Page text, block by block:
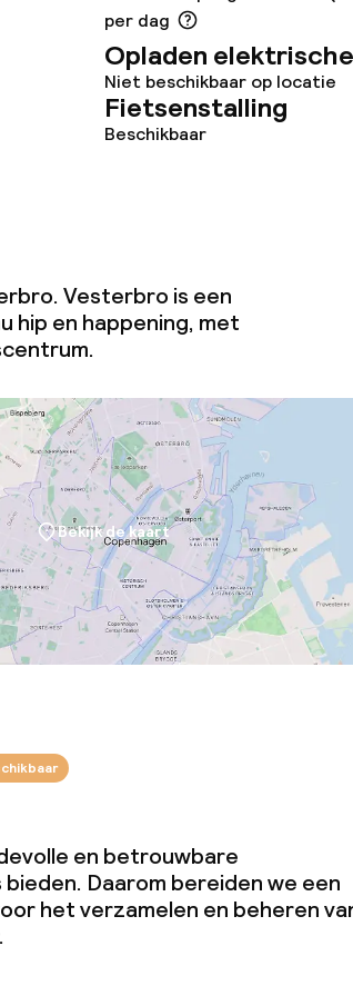
per dag
Opladen
Niet beschikbaar op locatie
Fietsenstalling
Beschikbaar
Vesterbro is een
hip en happening, met
Bekijk de kaart
en betrouwbare
Daarom bereiden we een
het verzamelen en beheren